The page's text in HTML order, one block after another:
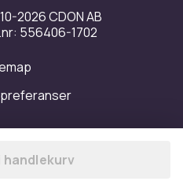
2026 CDON AB
556406-1702
Legg Kärcher Membran/
handlekurv